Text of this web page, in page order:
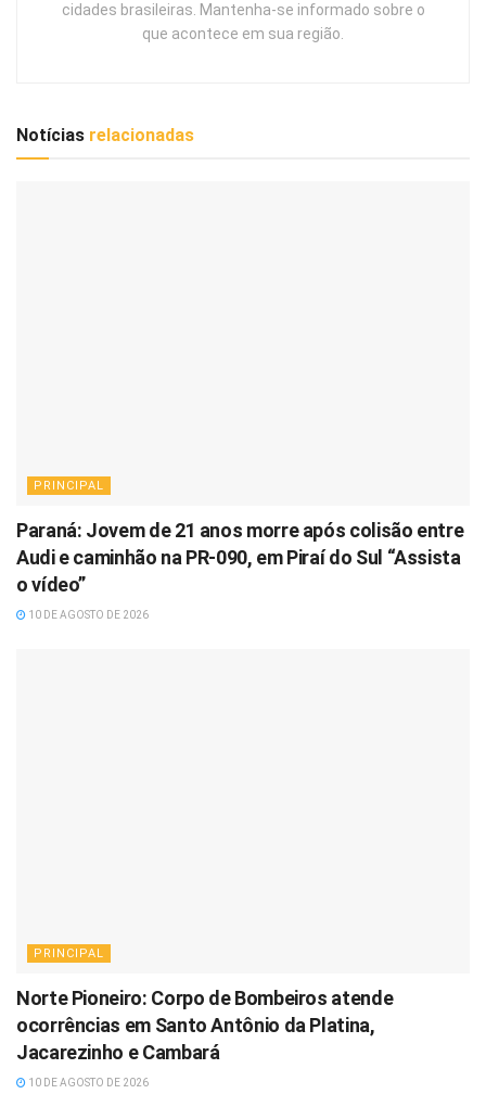
cidades brasileiras. Mantenha-se informado sobre o
que acontece em sua região.
Notícias relacionadas
PRINCIPAL
Paraná: Jovem de 21 anos morre após colisão entre
Audi e caminhão na PR-090, em Piraí do Sul “Assista
o vídeo”
10 DE AGOSTO DE 2026
PRINCIPAL
Norte Pioneiro: Corpo de Bombeiros atende
ocorrências em Santo Antônio da Platina,
Jacarezinho e Cambará
10 DE AGOSTO DE 2026